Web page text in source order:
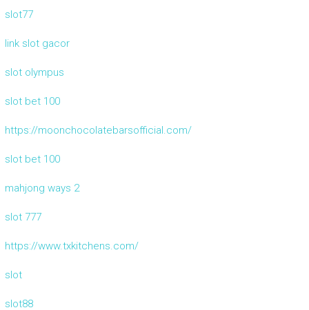
slot77
link slot gacor
slot olympus
slot bet 100
https://moonchocolatebarsofficial.com/
slot bet 100
mahjong ways 2
slot 777
https://www.txkitchens.com/
slot
slot88